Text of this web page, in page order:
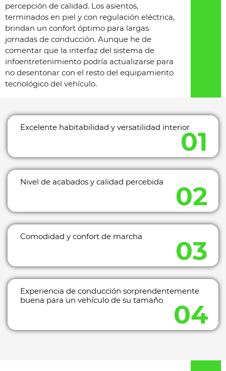
percepción de calidad. Los asientos,
terminados en piel y con regulación eléctrica,
brindan un confort óptimo para largas
jornadas de conducción. Aunque he de
comentar que la interfaz del sistema de
infoentretenimiento podría actualizarse para
no desentonar con el resto del equipamiento
tecnológico del vehículo.
Excelente habitabilidad y versatilidad interior
Nivel de acabados y calidad percebida
Comodidad y confort de marcha
Experiencia de conducción sorprendentemente
buena para un vehículo de su tamaño